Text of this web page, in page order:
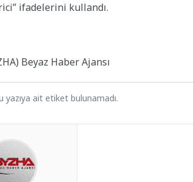
ifadelerini kullandı.
Beyaz Haber Ajansı
yazıya ait etiket bulunamadı.